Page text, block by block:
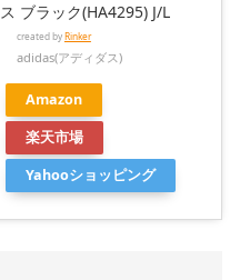
ス ブラック(HA4295) J/L
created byRinker
adidas(アディダス)
Amazon
楽天市場
Yahooショッピング